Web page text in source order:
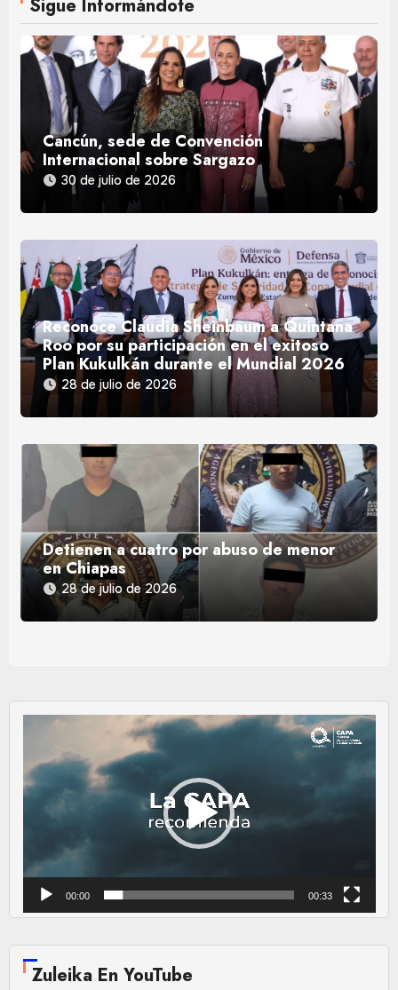
Sigue Informándote
Cancún, sede de Convención
Internacional sobre Sargazo
30 de julio de 2026
Reconoce Claudia Sheinbaum a Quintana
Roo por su participación en el exitoso
Plan Kukulkán durante el Mundial 2026
28 de julio de 2026
Detienen a cuatro por abuso de menor
en Chiapas
28 de julio de 2026
Reproductor
vídeo
00:00 00:33
Zuleika En YouTube